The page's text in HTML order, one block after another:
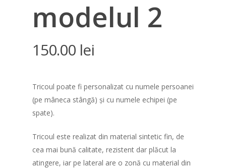
modelul 2
150.00 lei
Tricoul poate fi personalizat cu numele persoanei
(pe mâneca stângă) și cu numele echipei (pe
spate).
Tricoul este realizat din material sintetic fin, de
cea mai bună calitate, rezistent dar plăcut la
atingere, iar pe lateral are o zonă cu material din